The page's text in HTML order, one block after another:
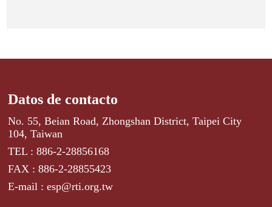
Datos de contacto
No. 55, Beian Road, Zhongshan District, Taipei City
104, Taiwan
TEL : 886-2-28856168
FAX : 886-2-28855423
E-mail : esp@rti.org.tw